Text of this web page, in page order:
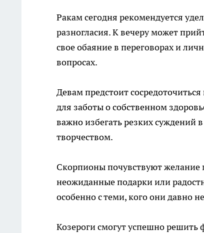
Ракам сегодня рекомендуется
разногласия. К вечеру может
свое обаяние в переговорах и
вопросах.
Девам предстоит
для заботы о собственном
важно избегать резких суждений
творчеством.
Скорпионы почувствуют желание
неожиданные подарки или
особенно с теми, кого они давно
Козероги смогут успешно